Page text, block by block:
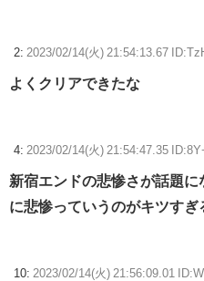
2: 2023/02/14(火) 21:54:13.67
よくクリアできたな
4: 2023/02/14(火) 21:54:47.35
新宿エンドの悲惨さが話題
に悲惨っていうのがキツすぎ
10: 2023/02/14(火) 21:56:09.01